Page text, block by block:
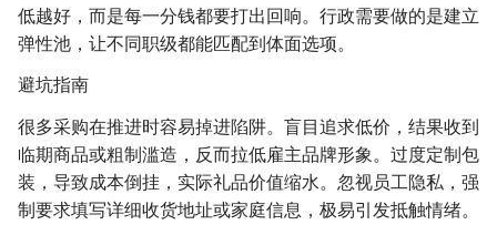
低越好，而是每一分钱都要打出回响。行政需要做的是建立
弹性池，让不同职级都能匹配到体面选项。
避坑指南
很多采购在推进时容易掉进陷阱。盲目追求低价，结果收到
临期商品或粗制滥造，反而拉低雇主品牌形象。过度定制包
装，导致成本倒挂，实际礼品价值缩水。忽视员工隐私，强
制要求填写详细收货地址或家庭信息，极易引发抵触情绪。